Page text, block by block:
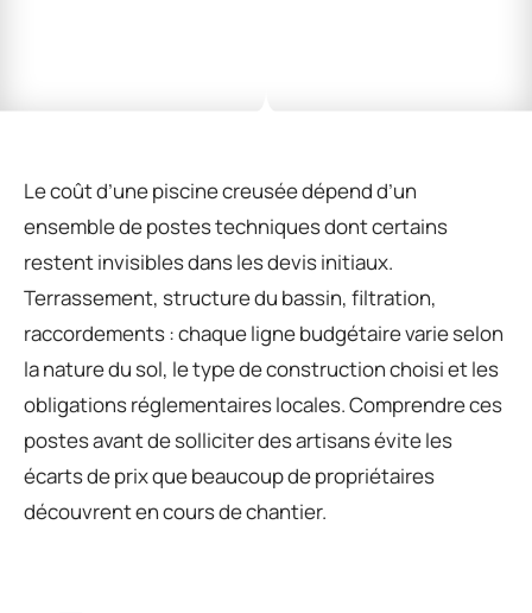
Le coût d’une piscine creusée dépend d’un
ensemble de postes techniques dont certains
restent invisibles dans les devis initiaux.
Terrassement, structure du bassin, filtration,
raccordements : chaque ligne budgétaire varie selon
la nature du sol, le type de construction choisi et les
obligations réglementaires locales. Comprendre ces
postes avant de solliciter des artisans évite les
écarts de prix que beaucoup de propriétaires
découvrent en cours de chantier.